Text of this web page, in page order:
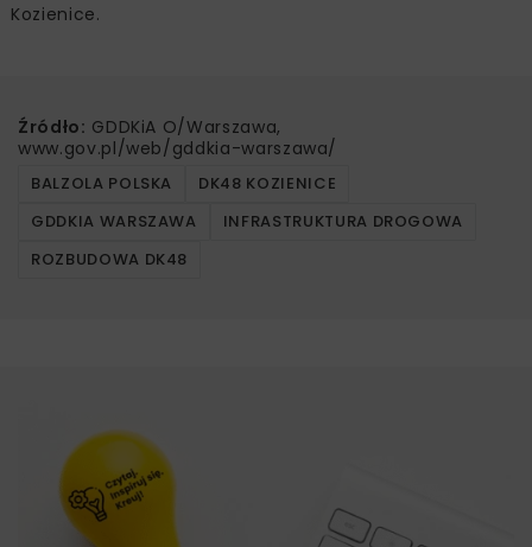
Kozienice.
Źródło: GDDKiA O/Warszawa,
www.gov.pl/web/gddkia-warszawa/
BALZOLA POLSKA
DK48 KOZIENICE
GDDKIA WARSZAWA
INFRASTRUKTURA DROGOWA
ROZBUDOWA DK48